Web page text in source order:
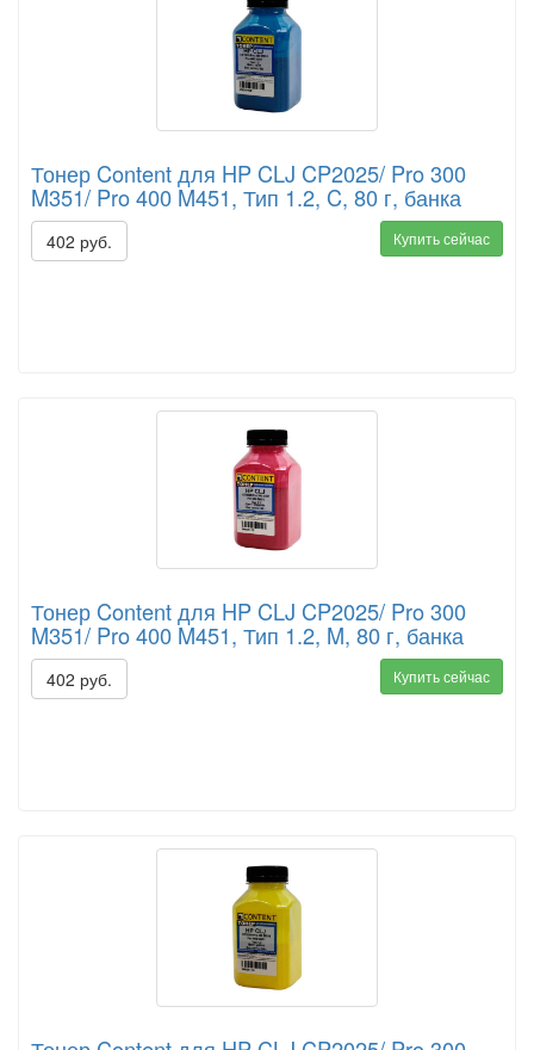
Тонер Content для HP CLJ CP2025/ Pro 300
M351/ Pro 400 M451, Тип 1.2, C, 80 г, банка
402 руб. Купить сейчас
Тонер Content для HP CLJ CP2025/ Pro 300
M351/ Pro 400 M451, Тип 1.2, M, 80 г, банка
402 руб. Купить сейчас